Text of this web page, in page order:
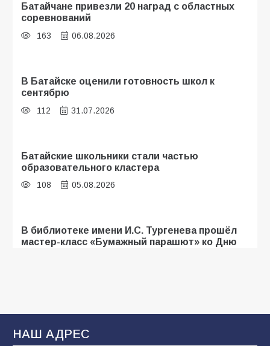
Батайчане привезли 20 наград с областных
соревнований
163 06.08.2026
В Батайске оценили готовность школ к
сентябрю
112 31.07.2026
Батайские школьники стали частью
образовательного кластера
108 05.08.2026
В библиотеке имени И.С. Тургенева прошёл
мастер-класс «Бумажный парашют» ко Дню
«Мобилизация или набор?» Что на самом
деле происходит в армии России в августе
2026 года
НАШ АДРЕС